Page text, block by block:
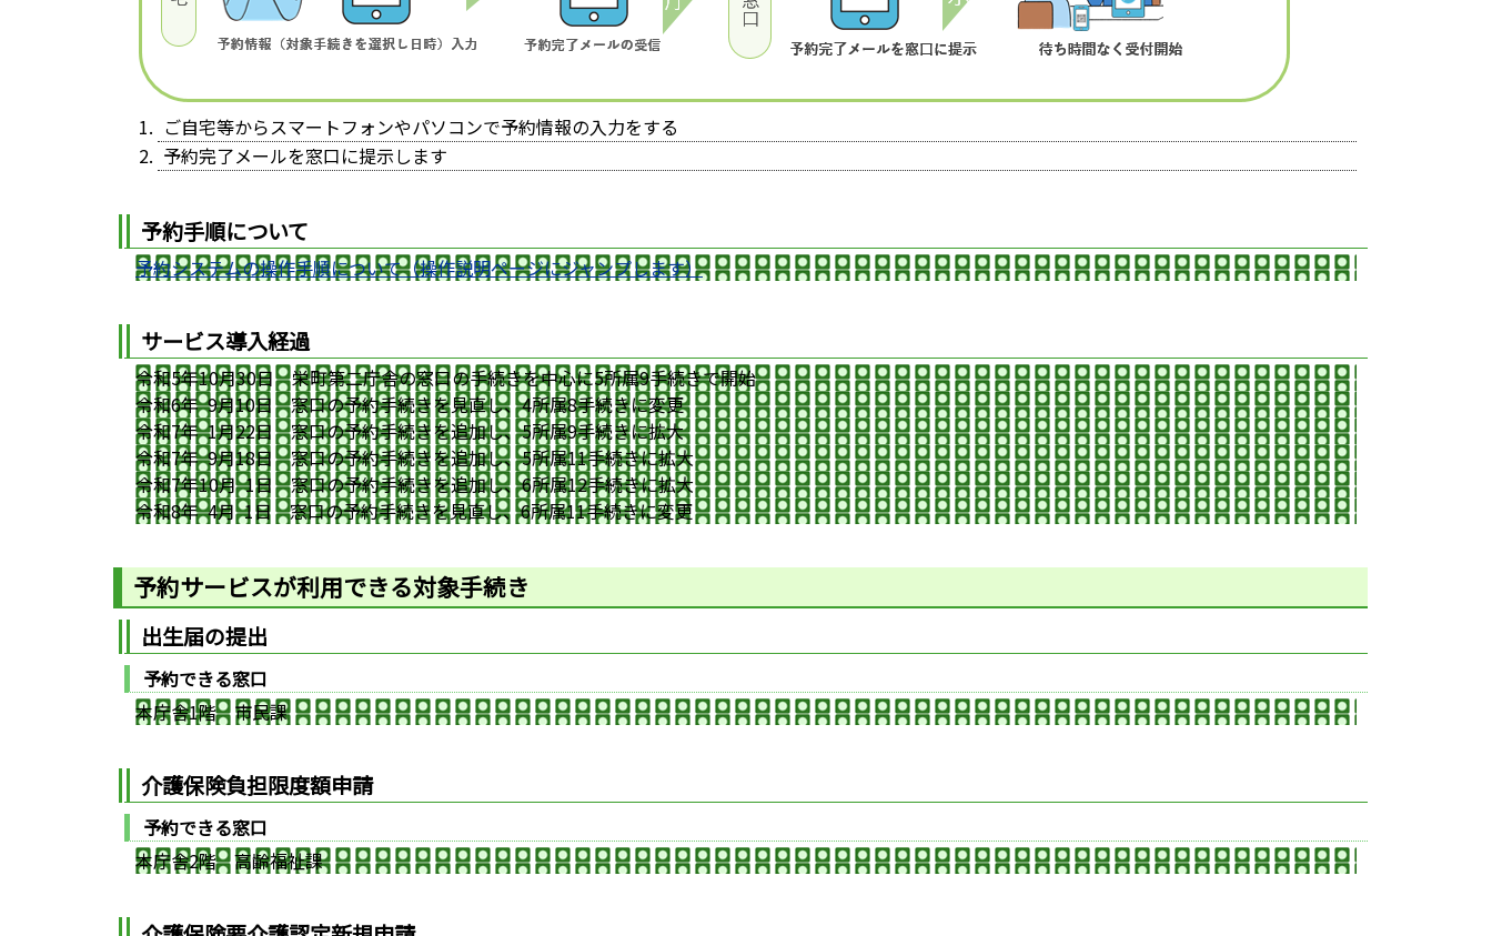
ご自宅等からスマートフォンやパソコンで予約情報の入力をする
予約完了メールを窓口に提示します
予約手順について
予約システムの操作手順について（操作説明ページにジャンプします）
サービス導入経過
令和5年10月30日 栄町第二庁舎の窓口の手続きを中心に5所属9手続きで開始
令和6年 9月10日 窓口の予約手続きを見直し、4所属8手続きに変更
令和7年 1月22日 窓口の予約手続きを追加し、5所属9手続きに拡大
令和7年 9月18日 窓口の予約手続きを追加し、5所属11手続きに拡大
令和7年10月 1日 窓口の予約手続きを追加し、6所属12手続きに拡大
令和8年 4月 1日 窓口の予約手続きを見直し、6所属11手続きに変更
予約サービスが利用できる対象手続き
出生届の提出
予約できる窓口
本庁舎1階 市民課
介護保険負担限度額申請
予約できる窓口
本庁舎2階 高齢福祉課